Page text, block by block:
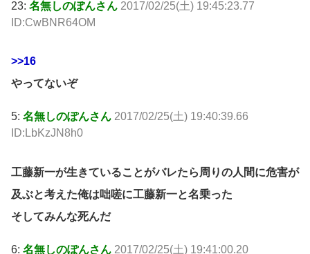
23: 名無しのぽんさん 2017/02/25(土) 19:45:23.77
ID:CwBNR64OM
>>16
やってないぞ
5: 名無しのぽんさん 2017/02/25(土) 19:40:39.66
ID:LbKzJN8h0
工藤新一が生きていることがバレたら周りの人間に危害が
及ぶと考えた俺は咄嗟に工藤新一と名乗った
そしてみんな死んだ
6: 名無しのぽんさん 2017/02/25(土) 19:41:00.20